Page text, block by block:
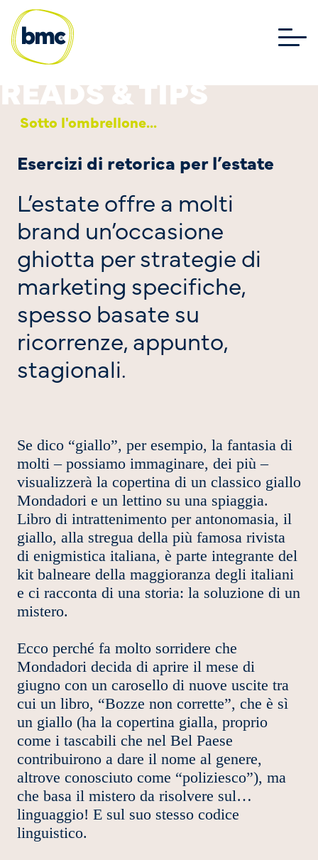
Sotto l'ombrellone...
Esercizi di retorica per l’estate
L’estate offre a molti
brand un’occasione
ghiotta per strategie di
marketing specifiche,
spesso basate su
ricorrenze, appunto,
stagionali.
Se dico “giallo”, per esempio, la fantasia di
molti – possiamo immaginare, dei più –
visualizzerà la copertina di un classico giallo
Mondadori e un lettino su una spiaggia.
Libro di intrattenimento per antonomasia, il
giallo, alla stregua della più famosa rivista
di enigmistica italiana, è parte integrante del
kit balneare della maggioranza degli italiani
e ci racconta di una storia: la soluzione di un
mistero.
Ecco perché fa molto sorridere che
Mondadori decida di aprire il mese di
giugno con un carosello di nuove uscite tra
cui un libro, “Bozze non corrette”, che è sì
un giallo (ha la copertina gialla, proprio
come i tascabili che nel Bel Paese
contribuirono a dare il nome al genere,
altrove conosciuto come “poliziesco”), ma
che basa il mistero da risolvere sul…
linguaggio! E sul suo stesso codice
linguistico.